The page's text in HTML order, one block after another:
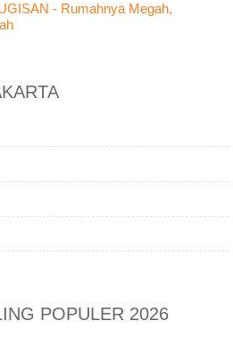
- Rumahnya Megah,
POPULER 2026